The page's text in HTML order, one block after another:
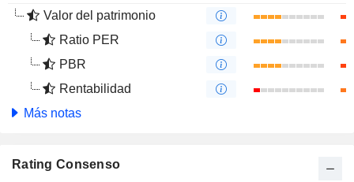
Valor del patrimonio
Ratio PER
PBR
Rentabilidad
Más notas
Rating Consenso